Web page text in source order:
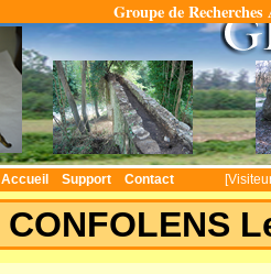
Groupe de
Accueil Support Contact
CONFOLENS